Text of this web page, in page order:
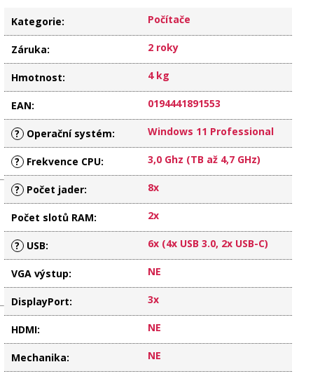
Kategorie: Počítače
Záruka: 2 roky
Hmotnost: 4 kg
EAN: 0194441891553
? Operační systém: Windows 11 Professional
? Frekvence CPU: 3,0 Ghz (TB až 4,7 GHz)
? Počet jader: 8x
Počet slotů RAM: 2x
? USB: 6x (4x USB 3.0, 2x USB-C)
VGA výstup: NE
DisplayPort: 3x
HDMI: NE
Mechanika: NE